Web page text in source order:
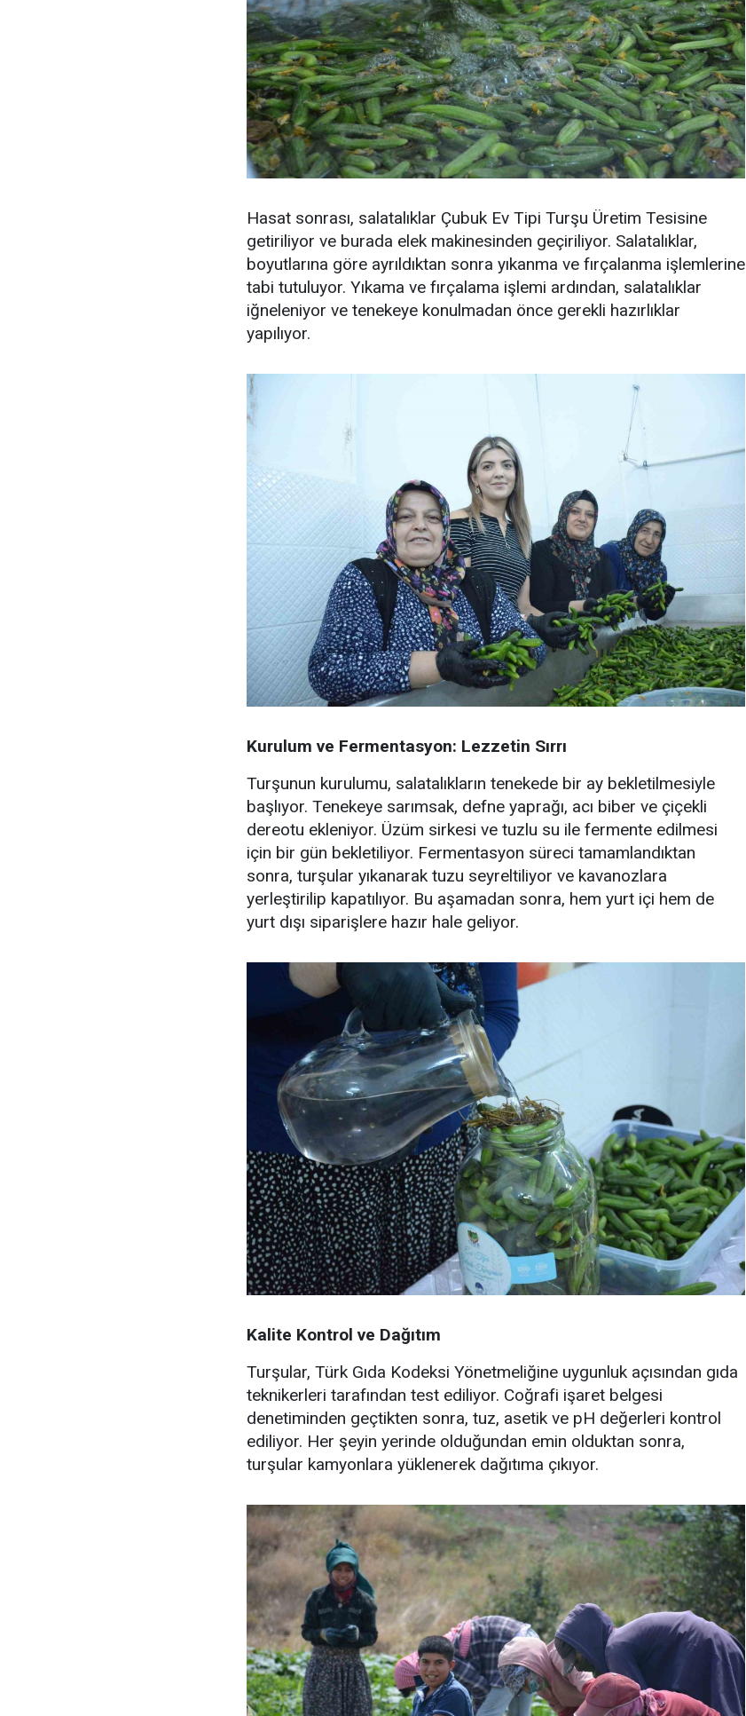
Hasat sonrası, salatalıklar Çubuk Ev Tipi Turşu Üretim Tesisine
getiriliyor ve burada elek makinesinden geçiriliyor. Salatalıklar,
boyutlarına göre ayrıldıktan sonra yıkanma ve fırçalanma işlemlerine
tabi tutuluyor. Yıkama ve fırçalama işlemi ardından, salatalıklar
iğneleniyor ve tenekeye konulmadan önce gerekli hazırlıklar
yapılıyor.
Kurulum ve Fermentasyon: Lezzetin Sırrı
Turşunun kurulumu, salatalıkların tenekede bir ay bekletilmesiyle
başlıyor. Tenekeye sarımsak, defne yaprağı, acı biber ve çiçekli
dereotu ekleniyor. Üzüm sirkesi ve tuzlu su ile fermente edilmesi
için bir gün bekletiliyor. Fermentasyon süreci tamamlandıktan
sonra, turşular yıkanarak tuzu seyreltiliyor ve kavanozlara
yerleştirilip kapatılıyor. Bu aşamadan sonra, hem yurt içi hem de
yurt dışı siparişlere hazır hale geliyor.
Kalite Kontrol ve Dağıtım
Turşular, Türk Gıda Kodeksi Yönetmeliğine uygunluk açısından gıda
teknikerleri tarafından test ediliyor. Coğrafi işaret belgesi
denetiminden geçtikten sonra, tuz, asetik ve pH değerleri kontrol
ediliyor. Her şeyin yerinde olduğundan emin olduktan sonra,
turşular kamyonlara yüklenerek dağıtıma çıkıyor.